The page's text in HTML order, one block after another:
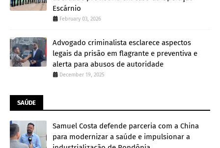
Escárnio
February 03, 2026
Advogado criminalista esclarece aspectos
legais da prisão em flagrante e preventiva e
alerta para abusos de autoridade
December 19, 2025
SAÚDE
Samuel Costa defende parceria com a China
para modernizar a saúde e impulsionar a